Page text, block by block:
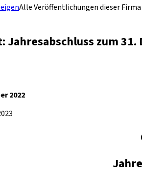
Alle Veröffentlichungen dieser
zum 31.
2022